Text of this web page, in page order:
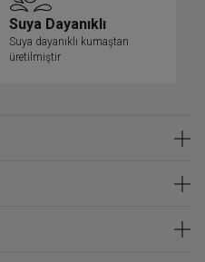
Suya Dayanıklı
Suya dayanıklı kumaştan
üretilmiştir